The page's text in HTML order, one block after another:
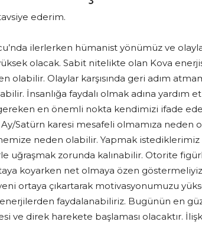
Muratoğlu
ederim.
ilerlerken hümanist yönümüz ve
olacak. Sabit nitelikte olan Kova
olabilir. Olaylar karşısında geri adım
İnsanlığa faydalı olmak adına yardım
en önemli nokta kendimizi ifade
Ay/Satürn karesi mesafeli olmamıza neden
neden olabilir. Yapmak istediklerimiz
uğraşmak zorunda kalınabilir. Otorite
koyarken net olmaya özen
ortaya çıkartarak motivasyonumuzu
enerjilerden faydalanabiliriz. Bugünün en
ve direk harekete başlaması olacaktır.